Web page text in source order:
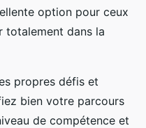
option pour ceux
totalement dans la
propres défis et
bien votre parcours
de compétence et